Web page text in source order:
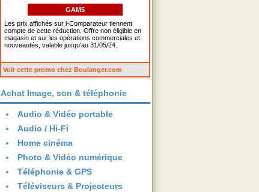
GAM5
Les prix affichés sur i-Comparateur tiennent
compte de cette réduction. Offre non éligible en
magasin et sur les opérations commerciales et
nouveautés, valable jusqu'au 31/05/24.
Voir cette promo chez Boulanger.com
Achat Image, son & téléphonie
Audio & Vidéo portable
Audio / Hi-Fi
Home cinéma
Photo & Vidéo numérique
Téléphonie & GPS
Téléviseurs & Projecteurs